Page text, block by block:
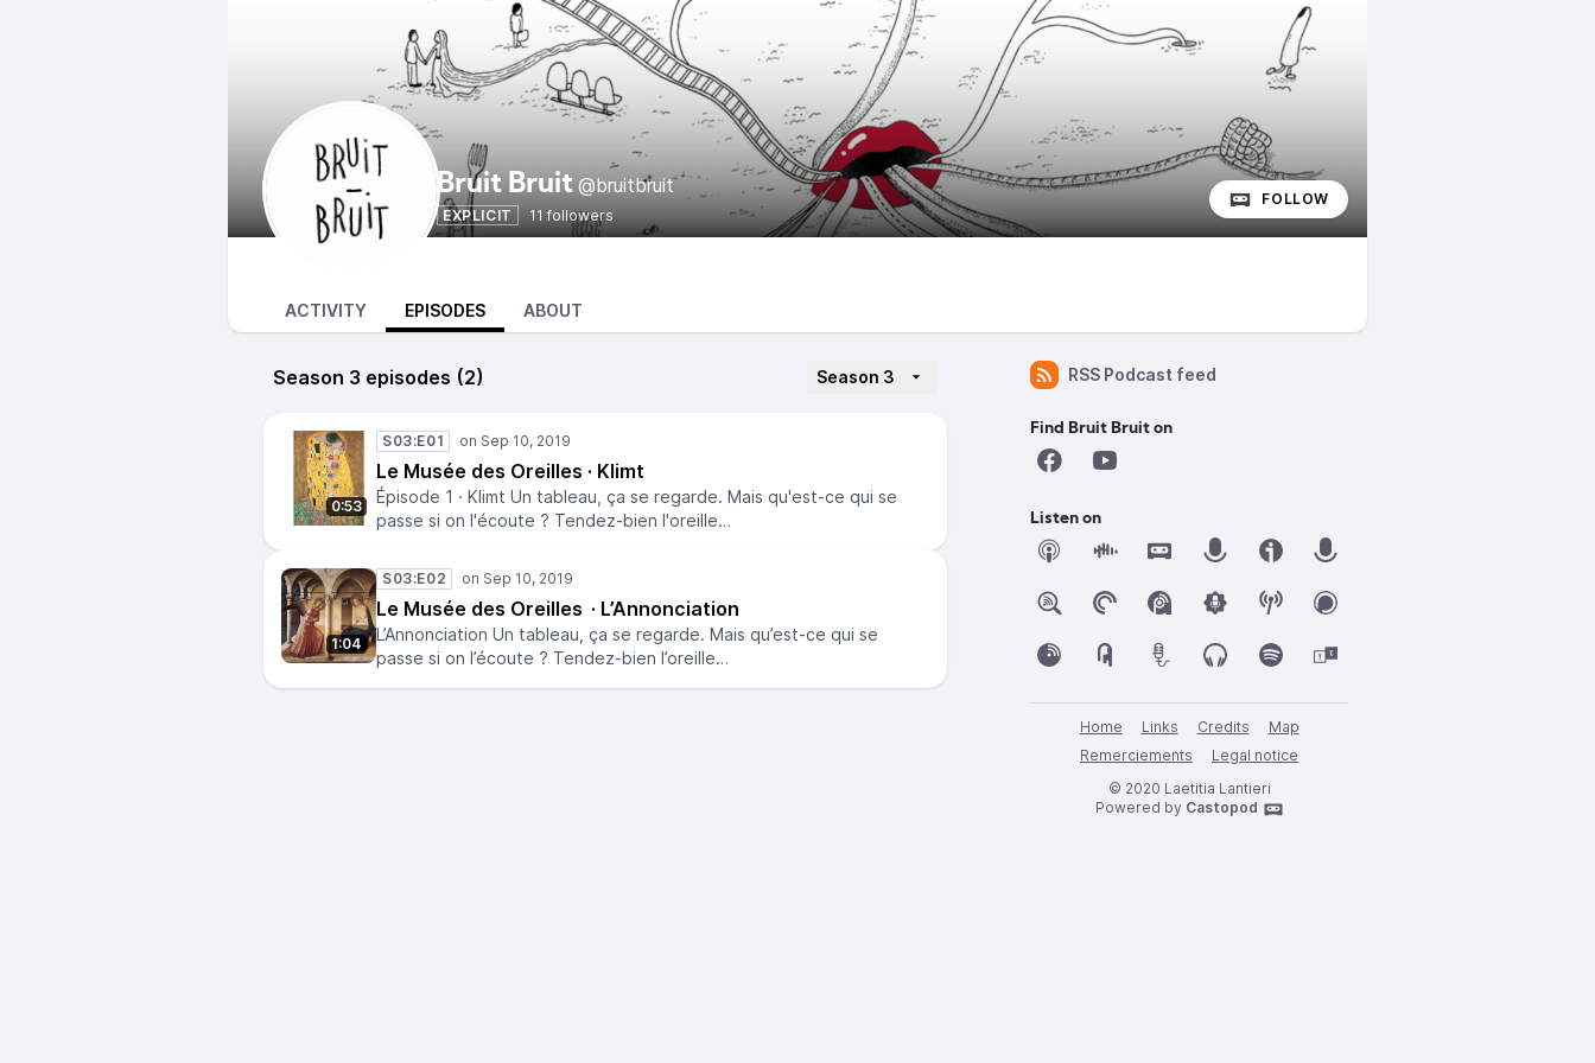
Bruit Bruit @bruitbruit
EXPLICIT 11 followers
FOLLOW
ACTIVITY EPISODES ABOUT
Season 3 episodes (2) Season 3
0:53
S03:E01
Le Musée des Oreilles · Klimt
Épisode 1 · Klimt Un tableau, ça se regarde. Mais qu'est-ce qui se
passe si on l'écoute ? Tendez-bien l'oreille…
1:04
S03:E02
Le Musée des Oreilles · L’Annonciation
L’Annonciation Un tableau, ça se regarde. Mais qu’est-ce qui se
passe si on l’écoute ? Tendez-bien l’oreille…
RSS Podcast feed
Find Bruit Bruit on
Listen on
Home Links Credits
Map
Remerciements
Legal notice
© 2020 Laetitia Lantieri
Powered by Castopod